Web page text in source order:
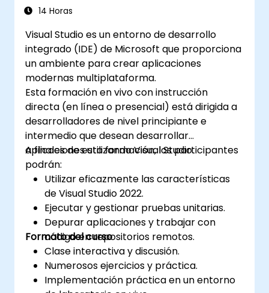
14 Horas
Visual Studio es un entorno de desarrollo
integrado (IDE) de Microsoft que proporciona
un ambiente para crear aplicaciones
modernas multiplataforma.
Esta formación en vivo con instrucción
directa (en línea o presencial) está dirigida a
desarrolladores de nivel principiante e
intermedio que desean desarrollar
aplicaciones utilizando Visual Studio.
A finales de esta formación, los participantes
podrán:
Utilizar eficazmente las características
de Visual Studio 2022.
Ejecutar y gestionar pruebas unitarias.
Depurar aplicaciones y trabajar con
código en repositorios remotos.
Formato del curso
Clase interactiva y discusión.
Numerosos ejercicios y práctica.
Implementación práctica en un entorno